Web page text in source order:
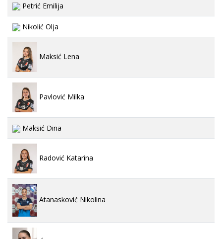
Petrić Emilija
Nikolić Olja
Maksić Lena
Pavlović Milka
Maksić Dina
Radović Katarina
Atanasković Nikolina